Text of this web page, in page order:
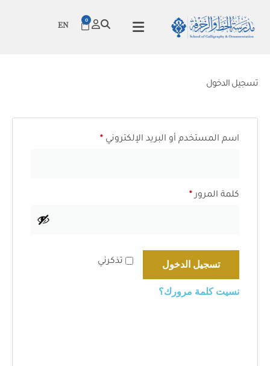
0
EN
تسجيل الدخول
اسم المستخدم أو البريد الإلكتروني *
كلمة المرور *
تذكرني تسجيل الدخول
نسيت كلمة مرورك؟